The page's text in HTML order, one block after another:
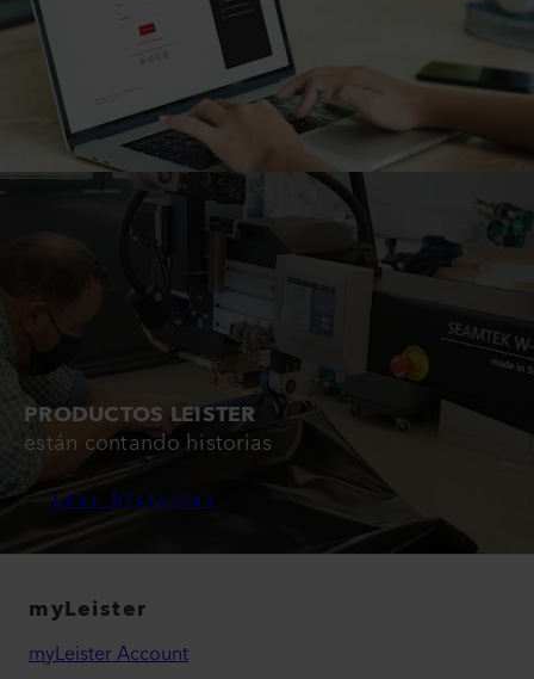
PRODUCTOS LEISTER
están contando historias
Leer historias
myLeister
myLeister Account